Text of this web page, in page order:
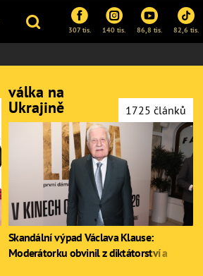
307 tis. 140 tis. 86,8 tis. 82,6 tis.
válka na
Ukrajině 1725 článků
Skandální výpad Václava Klause:
Moderátorku obvinil z diktátorství a